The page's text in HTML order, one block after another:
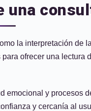
una
la interpretación de
ofrecer una
y procesos
y cercanía al